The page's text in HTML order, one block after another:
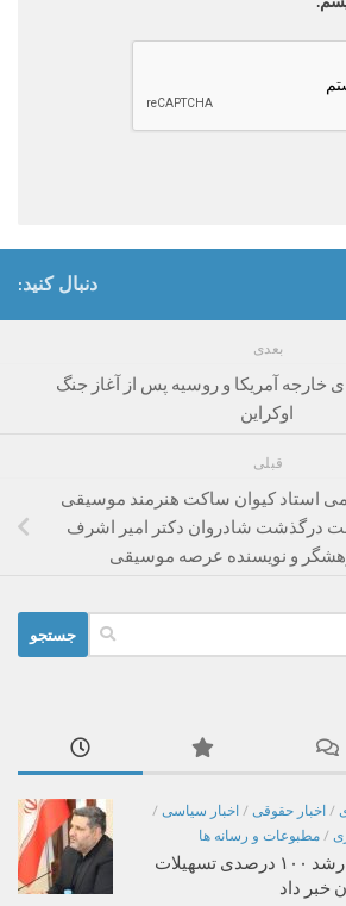
دنبال کنید:
بعدی
خارجه آمریکا و روسیه پس از آغاز جنگ
اوکراین
قبلی
استاد کیوان ساکت هنرمند موسیقی
درگذشت شادروان دکتر امیر اشرف
و نویسنده عرصه موسیقی
/ اخبار حقوقی / اخبار سیاسی /
/ مطبوعات و رسانه ها
فرماندار تربت‌حیدریه از رشد ۱۰۰ درصدی تسهیلات
خبر داد